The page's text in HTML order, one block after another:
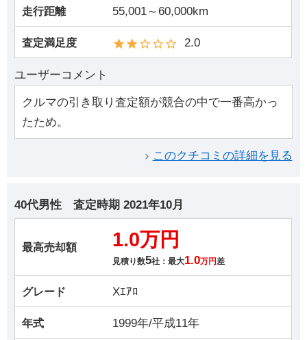
走行距離 55,001～60,000km
査定満足度 2.0
ユーザーコメント
クルマの引き取り査定額が競合の中で一番高かっ
たため。
このクチコミの詳細を見る
40代男性 査定時期 2021年10月
最高売却額 1.0万円
見積り数5社：最大1.0万円差
グレード Xｴｱﾛ
年式 1999年/平成11年